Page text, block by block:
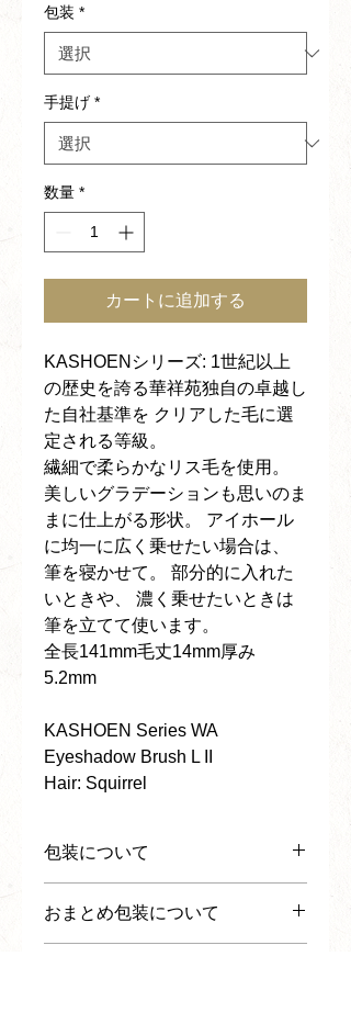
包装 *
手提げ *
数量 *
カートに追加する
KASHOENシリーズ: 1世紀以上
の歴史を誇る華祥苑独自の卓越し
た自社基準を クリアした毛に選
定される等級。
繊細で柔らかなリス毛を使用。
美しいグラデーションも思いのま
まに仕上がる形状。 アイホール
に均一に広く乗せたい場合は、
筆を寝かせて。 部分的に入れた
いときや、 濃く乗せたいときは
筆を立てて使います。
全長141mm毛丈14mm厚み
5.2mm
KASHOEN Series WA
Eyeshadow Brush L II
Hair: Squirrel
包装について
説明:エンボス加工を施した自然な強さと
おまとめ包装について